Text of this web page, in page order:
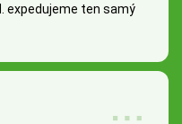
expedujeme ten samý